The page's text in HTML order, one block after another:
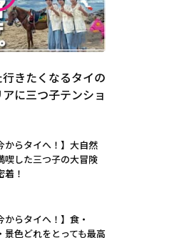
行きたくなるタイの
に三つ子テンショ
からタイへ！】大自然
喫した三つ子の大冒険
着！
からタイへ！】食・
景色どれをとっても最高